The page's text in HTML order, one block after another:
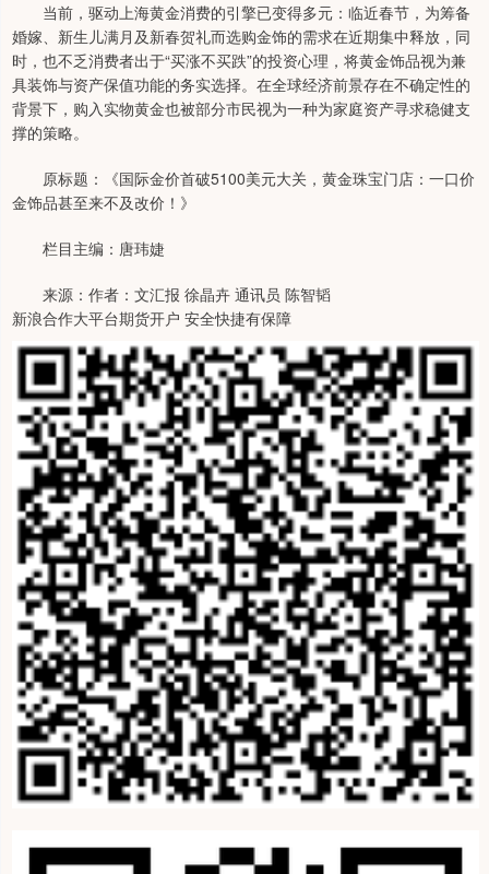
当前，驱动上海黄金消费的引擎已变得多元：临近春节，为筹备
婚嫁、新生儿满月及新春贺礼而选购金饰的需求在近期集中释放，同
时，也不乏消费者出于“买涨不买跌”的投资心理，将黄金饰品视为兼
具装饰与资产保值功能的务实选择。在全球经济前景存在不确定性的
背景下，购入实物黄金也被部分市民视为一种为家庭资产寻求稳健支
撑的策略。
原标题：《国际金价首破5100美元大关，黄金珠宝门店：一口价
金饰品甚至来不及改价！》
栏目主编：唐玮婕
来源：作者：文汇报 徐晶卉 通讯员 陈智韬
新浪合作大平台期货开户 安全快捷有保障